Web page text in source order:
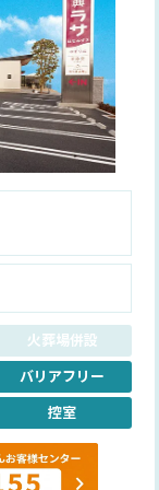
火葬場併設
バリアフリー
控室